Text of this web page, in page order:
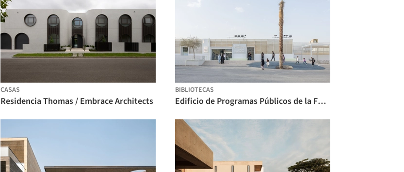
CASAS
Residencia Thomas / Embrace Architects
BIBLIOTECAS
Edificio de Programas Públicos de la Fundación Bienal de Diriyah / Ariel André-GOLEM